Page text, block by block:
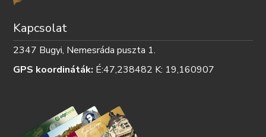
Kapcsolat
2347 Bugyi, Nemesráda puszta 1.
GPS koordináták: É:47,238482 K: 19,160907